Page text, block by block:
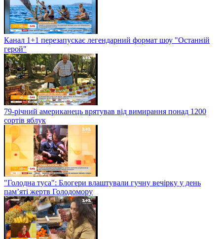
Канал 1+1 перезапускає легендарний формат шоу "Останній
герой"
79-річний американець врятував від вимирання понад 1200
сортів яблук
"Голодна туса": Блогери влаштували гучну вечірку у день
пам’яті жертв Голодомору